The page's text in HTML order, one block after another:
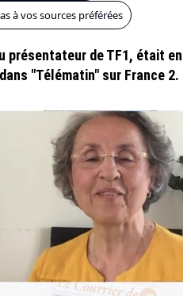
à vos sources préférées
présentateur de TF1, était en
"Télématin" sur France 2.